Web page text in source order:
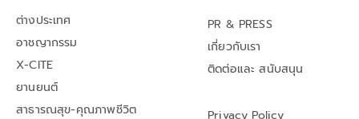
ต่างประเทศ
อาชญากรรม
X-CITE
ยานยนต์
สาธารณสุข-คุณภาพชีวิต
PR & PRESS
เกี่ยวกับเรา
ติดต่อและ สนับสนุน